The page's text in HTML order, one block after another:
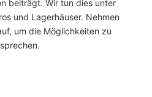
beiträgt. Wir tun dies unter
und Lagerhäuser. Nehmen
um die Möglichkeiten zu